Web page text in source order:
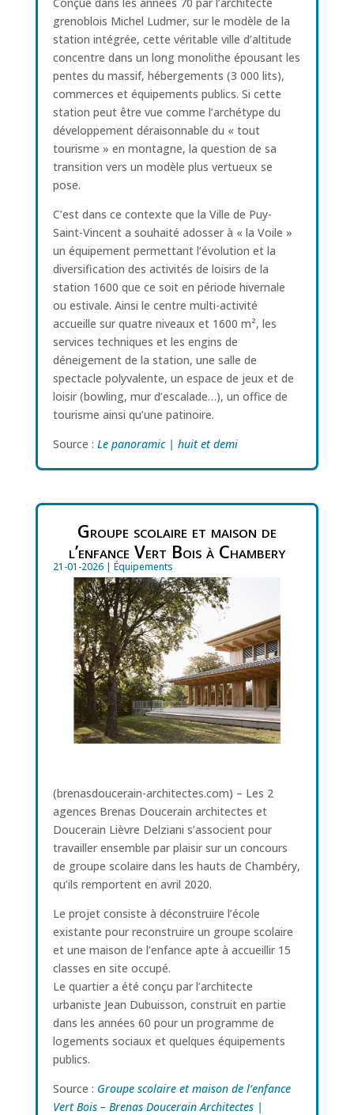
grenoblois Michel Ludmer, sur le modèle de la
station intégrée, cette véritable ville d’altitude
concentre dans un long monolithe épousant les
pentes du massif, hébergements (3 000 lits),
commerces et équipements publics. Si cette
station peut être vue comme l’archétype du
développement déraisonnable du « tout
tourisme » en montagne, la question de sa
transition vers un modèle plus vertueux se
pose.
C’est dans ce contexte que la Ville de Puy-
Saint-Vincent a souhaité adosser à « la Voile »
un équipement permettant l’évolution et la
diversification des activités de loisirs de la
station 1600 que ce soit en période hivernale
ou estivale. Ainsi le centre multi-activité
accueille sur quatre niveaux et 1600 m², les
services techniques et les engins de
déneigement de la station, une salle de
spectacle polyvalente, un espace de jeux et de
loisir (bowling, mur d’escalade…), un office de
tourisme ainsi qu’une patinoire.
Source : Le panoramic | huit et demi
Groupe scolaire et maison de
l’enfance Vert Bois à Chambery
21-01-2026| Équipements
(brenasdoucerain-architectes.com) – Les 2
agences Brenas Doucerain architectes et
Doucerain Lièvre Delziani s’associent pour
travailler ensemble par plaisir sur un concours
de groupe scolaire dans les hauts de Chambéry,
qu’ils remportent en avril 2020.
Le projet consiste à déconstruire l’école
existante pour reconstruire un groupe scolaire
et une maison de l’enfance apte à accueillir 15
classes en site occupé.
Le quartier a été conçu par l’architecte
urbaniste Jean Dubuisson, construit en partie
dans les années 60 pour un programme de
logements sociaux et quelques équipements
publics.
Source : Groupe scolaire et maison de l’enfance
Vert Bois – Brenas Doucerain Architectes |